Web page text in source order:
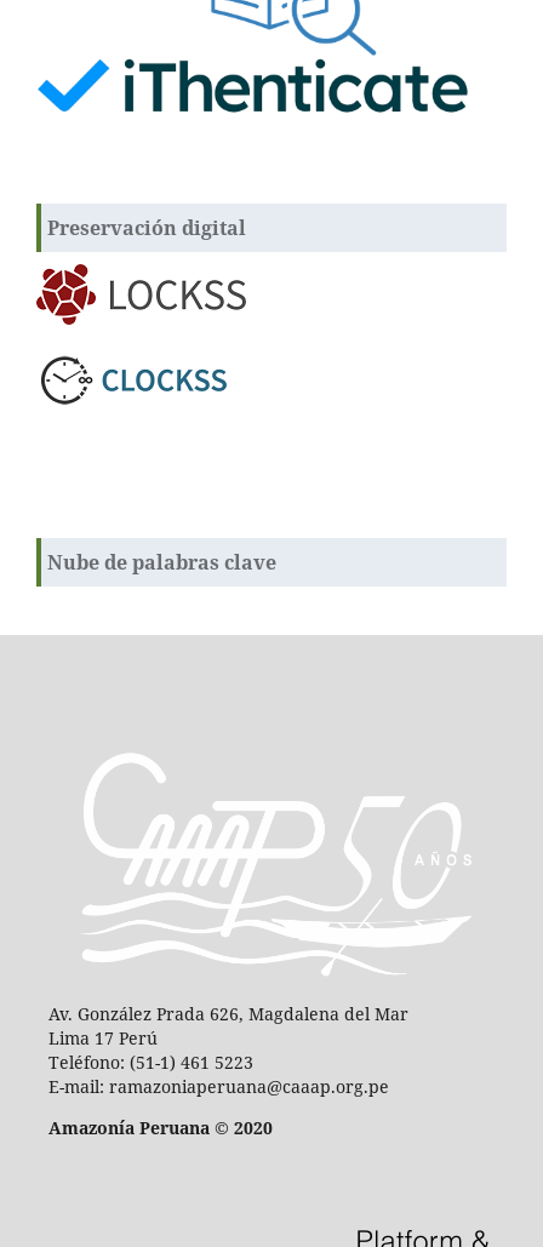
Preservación digital
Nube de palabras clave
Av. González Prada 626, Magdalena del Mar
Lima 17 Perú
Teléfono: (51-1) 461 5223
E-mail: ramazoniaperuana@caaap.org.pe
Amazonía Peruana © 2020